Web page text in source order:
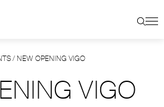
/ NEW OPENING VIGO
VIGO